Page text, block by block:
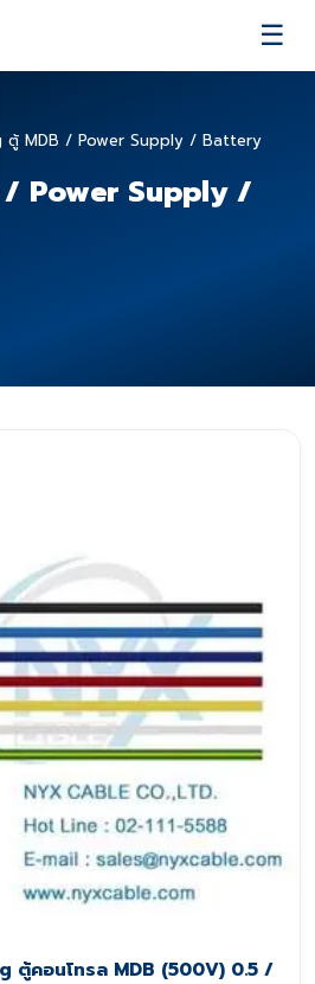
☰
ตู้ MDB / Power Supply / Battery
Power Supply /
ตู้คอนโทรล MDB (500V) 0.5 /